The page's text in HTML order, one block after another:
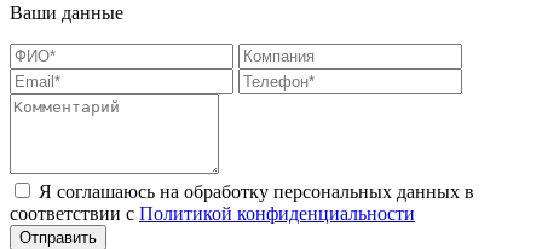
Ваши данные
Я соглашаюсь на обработку персональных данных в
соответствии с Политикой конфиденциальности